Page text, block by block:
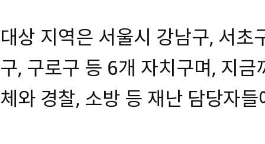
대상 지역은 서울시 강남구, 서초
구, 구로구 등 6개 자치구며, 지
체와 경찰, 소방 등 재난 담당자